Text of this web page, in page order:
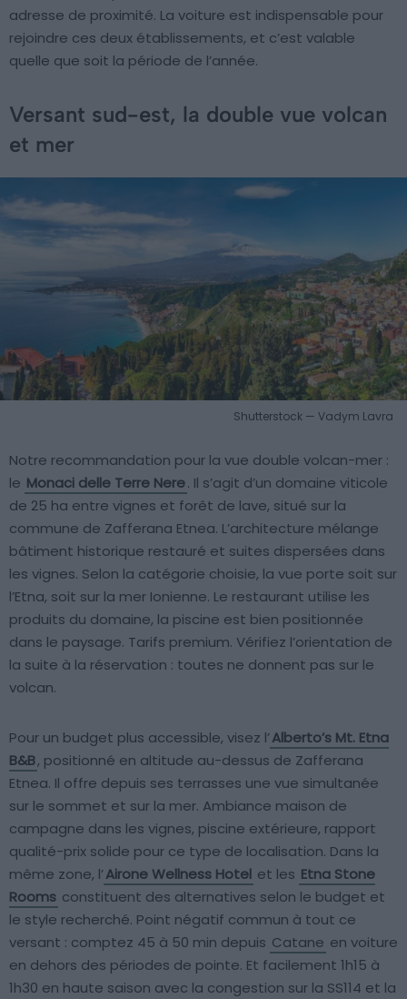
adresse de proximité. La voiture est indispensable pour
rejoindre ces deux établissements, et c’est valable
quelle que soit la période de l’année.
Versant sud-est, la double vue volcan
et mer
Shutterstock — Vadym Lavra
Notre recommandation pour la vue double volcan-mer :
le Monaci delle Terre Nere. Il s’agit d’un domaine viticole
de 25 ha entre vignes et forêt de lave, situé sur la
commune de Zafferana Etnea. L’architecture mélange
bâtiment historique restauré et suites dispersées dans
les vignes. Selon la catégorie choisie, la vue porte soit sur
l’Etna, soit sur la mer Ionienne. Le restaurant utilise les
produits du domaine, la piscine est bien positionnée
dans le paysage. Tarifs premium. Vérifiez l’orientation de
la suite à la réservation : toutes ne donnent pas sur le
volcan.
Pour un budget plus accessible, visez l’Alberto’s Mt. Etna
B&B, positionné en altitude au-dessus de Zafferana
Etnea. Il offre depuis ses terrasses une vue simultanée
sur le sommet et sur la mer. Ambiance maison de
campagne dans les vignes, piscine extérieure, rapport
qualité-prix solide pour ce type de localisation. Dans la
même zone, l’Airone Wellness Hotel et les Etna Stone
Rooms constituent des alternatives selon le budget et
le style recherché. Point négatif commun à tout ce
versant : comptez 45 à 50 min depuis Catane en voiture
en dehors des périodes de pointe. Et facilement 1h15 à
1h30 en haute saison avec la congestion sur la SS114 et la